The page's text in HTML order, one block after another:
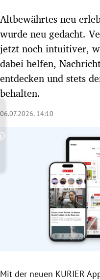
Untermenü
Untermenü
Untermenü
Untermenü
Untermenü
Altbewährtes neu
wurde neu gedacht.
jetzt noch intuitiver,
dabei helfen,
entdecken und stets
behalten.
06.07.2026, 14:10
Copyright-Hinweis öffnen/
Mit der neuen KURIER